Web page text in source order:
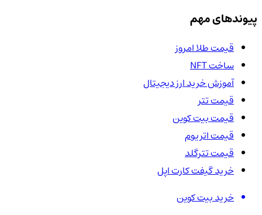
پیوندهای مهم
قیمت طلا امروز
ساخت NFT
آموزش خرید ارز دیجیتال
قیمت تتر
قیمت بیت کوین
قیمت اتریوم
قیمت تترگلد
خرید گیفت کارت اپل
خرید بیت کوین